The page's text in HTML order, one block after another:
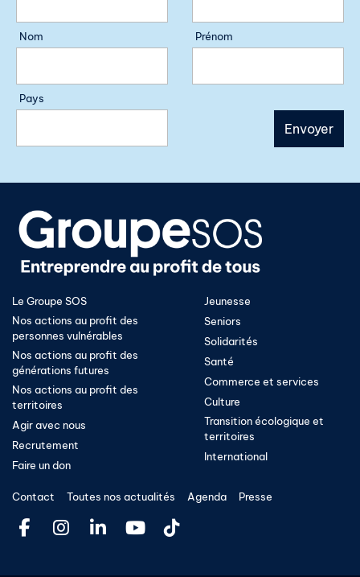
Nom Prénom
Pays
Le Groupe SOS
Nos actions au profit des
personnes vulnérables
Nos actions au profit des
générations futures
Nos actions au profit des
territoires
Agir avec nous
Recrutement
Faire un don
Jeunesse
Seniors
Solidarités
Santé
Commerce et services
Culture
Transition écologique et
territoires​
International
Contact Toutes nos actualités Agenda Presse